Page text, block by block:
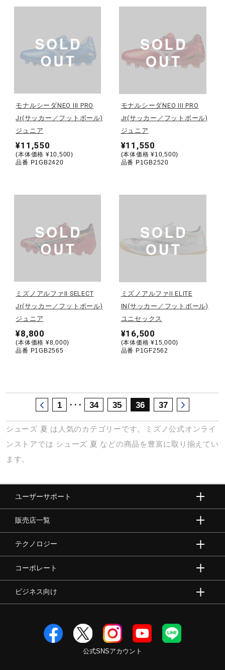
健康／エクササイズ
ジュニア／キッズ
コラボ／ライセンス
セール
サポート
取扱店一覧
モナルシーダNEO III PRO
Jr(サッカー／フットボール)
ジュニア
¥11,550
(本体価格 ¥10,500)
品番 P1GB2420
モナルシーダNEO III PRO
Jr(サッカー／フットボール)
ジュニア
¥11,550
(本体価格 ¥10,500)
品番 P1GB2520
ミズノアルファII SELECT
Jr(サッカー／フットボール)
ジュニア
¥8,800
(本体価格 ¥8,000)
品番 P1GB2565
ミズノアルファII ELITE
IN(サッカー／フットボール)
ユニセックス
¥16,500
(本体価格 ¥15,000)
品番 P1GF2562
1 ･･･ 34 35 36 37
シューズ 夏 は人気のカテゴリーです。ミズノ公式オンライ
ンストアでは シューズ 夏 などの商品を豊富に取り揃えてい
ます。
ユーザーサポート
販売店一覧
テクノロジー
コーポレート
ビジネス向け
公式SNSアカウント